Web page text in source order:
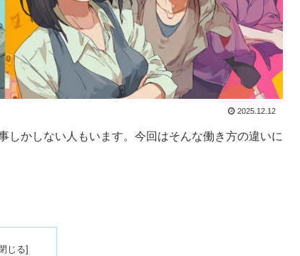
2025.12.12
かしない人もいます。今回はそんな働き方の違いに